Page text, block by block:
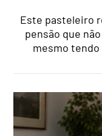
Este pasteleiro
pensão que
mesmo